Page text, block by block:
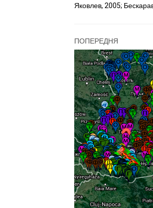
Яковлев, 2005;
ПОПЕРЕДНЯ